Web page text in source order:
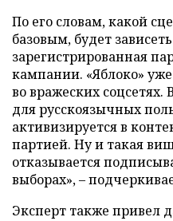
По его словам, какой
базовым, будет
зарегистрированная
кампании. «Яблоко»
во вражеских
для русскоязычных
активизируется в
партией. Ну и такая
отказывается
выборах», –
Эксперт также привел